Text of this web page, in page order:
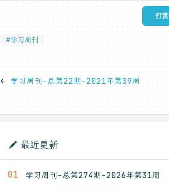
打赏
#学习周刊
← 学习周刊-总第22期-2021年第39周
最近更新
01 学习周刊-总第274期-2026年第31周